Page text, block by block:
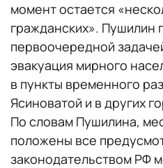
момент остается
гражданских». Пушилин
первоочередной
эвакуация мирного
в пункты временного
Ясиноватой и в других
По словам Пушилина,
положены все
законодательством РФ